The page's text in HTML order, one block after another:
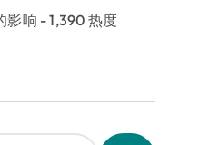
影响 - 1,390 热度